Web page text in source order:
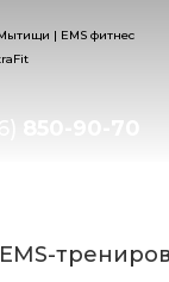
EMS-